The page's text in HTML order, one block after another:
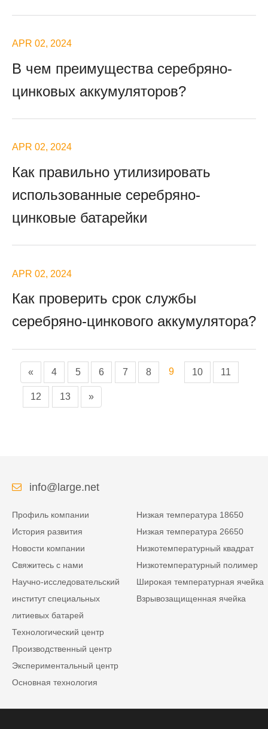
APR 02, 2024
В чем преимущества серебряно-
цинковых аккумуляторов?
APR 02, 2024
Как правильно утилизировать
использованные серебряно-
цинковые батарейки
APR 02, 2024
Как проверить срок службы
серебряно-цинкового аккумулятора?
« 4 5 6 7 8 9 10 11
12 13 »
info@large.net
Профиль компании
История развития
Новости компании
Свяжитесь с нами
Научно-исследовательский
институт специальных
литиевых батарей
Технологический центр
Производственный центр
Экспериментальный центр
Основная технология
Низкая температура 18650
Низкая температура 26650
Низкотемпературный квадрат
Низкотемпературный полимер
Широкая температурная ячейка
Взрывозащищенная ячейка